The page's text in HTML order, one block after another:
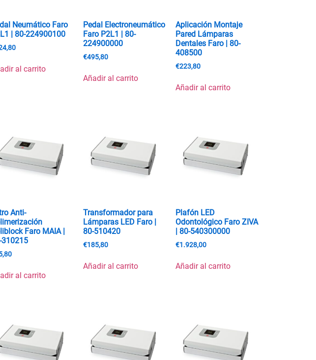
Neumático Faro
| 80-224900100
al carrito
Pedal Electroneumático
Faro P2L1 | 80-
224900000
€495,80
Añadir al carrito
Aplicación Montaje
Pared Lámparas
Dentales Faro | 80-
408500
€223,80
Añadir al carrito
Anti-
Faro MAIA |
310215
al carrito
Transformador para
Lámparas LED Faro |
80-510420
€185,80
Añadir al carrito
Plafón LED
Odontológico Faro ZIVA
| 80-540300000
€1.928,00
Añadir al carrito